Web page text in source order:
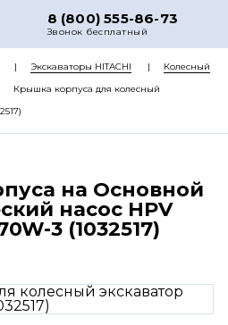
8 (800) 555-86-73
Звонок бесплатный
О НАС
ЗАПЧАСТЕЙ
РЕМОНТ
ЦЕНЫ
Экскаваторы HITACHI
Колесный
Крышка корпуса для колесный
на Основной
насос HPV
3 (1032517)